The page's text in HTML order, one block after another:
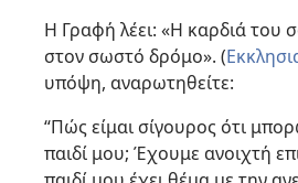
Η Γραφή λέει: «Η καρδιά του
στον σωστό δρόμο». (
υπόψη, αναρωτηθείτε:
“Πώς είμαι σίγουρος ότι
παιδί μου; Έχουμε ανοιχτή